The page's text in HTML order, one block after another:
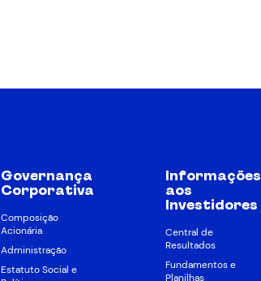
Governança
Corporativa
Composição
Acionária
Administração
Estatuto Social e
Informações
aos
Investidores
Central de
Resultados
Fundamentos e
Planilhas